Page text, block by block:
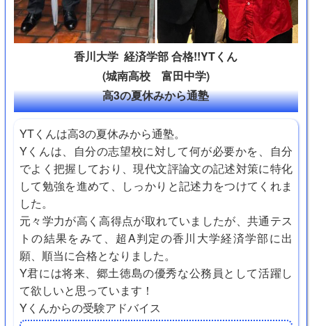
香川大学 経済学部 合格!!YTくん
(城南高校 富田中学)
高3の夏休みから通塾
YTくんは高3の夏休みから通塾。
Yくんは、自分の志望校に対して何が必要かを、自分
でよく把握しており、現代文評論文の記述対策に特化
して勉強を進めて、しっかりと記述力をつけてくれま
した。
元々学力が高く高得点が取れていましたが、共通テス
トの結果をみて、超A判定の香川大学経済学部に出
願、順当に合格となりました。
Y君には将来、郷土徳島の優秀な公務員として活躍し
て欲しいと思っています！
Yくんからの受験アドバイス